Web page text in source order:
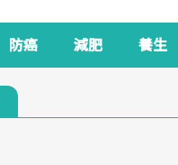
防癌 減肥 養生